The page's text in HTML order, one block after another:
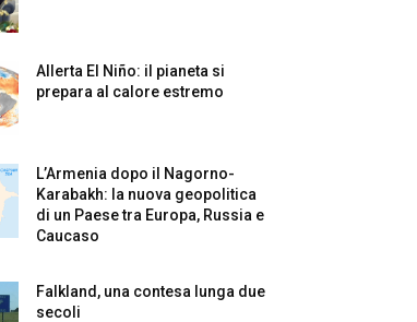
Allerta El Niño: il pianeta si
prepara al calore estremo
L’Armenia dopo il Nagorno-
Karabakh: la nuova geopolitica
di un Paese tra Europa, Russia e
Caucaso
Falkland, una contesa lunga due
secoli